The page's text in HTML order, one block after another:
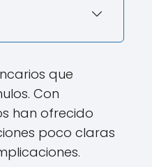
que
Con
han ofrecido
poco claras